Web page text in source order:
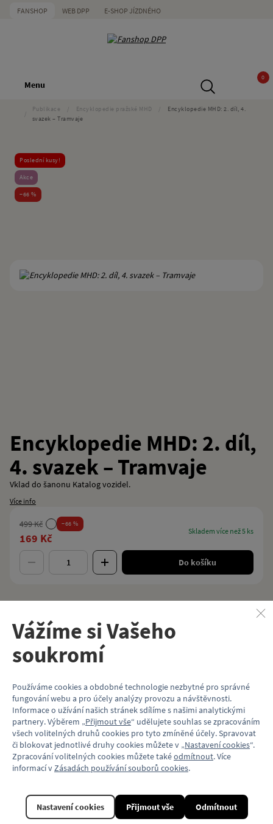
FANSHOP WEB DPP E-SHOP JÍZDNÉHO
Menu
0
Publikace Encyklopedie pražské MHD
Encyklopedie MHD: 2. díl, 4.
svazek – Tramvaje
Poslední kusy!
Akce
−66 %
Encyklopedie MHD: 2. díl,
4. svazek – Tramvaje
Vklad do šanonu Katalog vozidel.
Více info
499 Kč −66 %
169 Kč
skladem více než 5 ks
Do košíku
Popis
Čtvrtá série volných listů určených k vložení do šanonu druhého dílu
encyklopedie MHD je věnována přehledu všech typů vozidel tramvají.
Vydal: Dopravní podnik hl. m. Prahy
Vydáno: 2017
Počet stran: 280
Vazba knihy: volné listy
Formát: A4
Balení: fólie
Vlastnosti
Kód produktu DP300714
Formát
Vážíme si Vašeho
soukromí
Používáme cookies a obdobné technologie nezbytné pro správné
fungování webu a pro účely analýzy provozu a návštěvnosti.
Informace o užívání našich stránek sdílíme s našimi analytickými
partnery. Výběrem „Přijmout vše“ udělujete souhlas se zpracováním
všech volitelných druhů cookies pro tyto zmíněné účely. Spravovat
či blokovat jednotlivé druhy cookies můžete v „Nastavení cookies“.
Zpracování volitelných cookies můžete takéodmítnout. Více
informací vZásadách používání souborů cookies.
Odmítnout
Nastavení cookies Přijmout vše